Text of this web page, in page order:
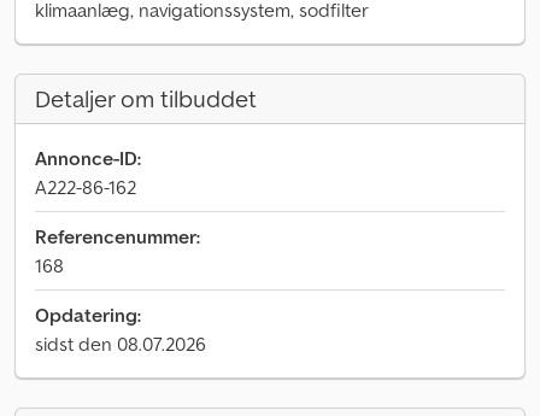
klimaanlæg, navigationssystem, sodfilter
Detaljer om tilbuddet
Annonce-ID:
A222-86-162
Referencenummer:
168
Opdatering:
sidst den 08.07.2026